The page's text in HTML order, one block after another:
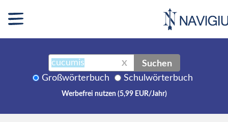
X Suchen
Großwörterbuch Schulwörterbuch
Werbefrei nutzen (5,99 EUR/Jahr)